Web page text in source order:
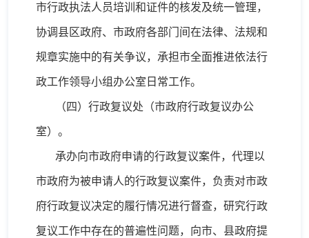
市行政执法人员培训和证件的核发及统一管理，
协调县区政府、市政府各部门间在法律、法规和
规章实施中的有关争议，承担市全面推进依法行
政工作领导小组办公室日常工作。
（四）行政复议处（市政府行政复议办公
室）。
承办向市政府申请的行政复议案件，代理以
市政府为被申请人的行政复议案件，负责对市政
府行政复议决定的履行情况进行督查，研究行政
复议工作中存在的普遍性问题，向市、县政府提